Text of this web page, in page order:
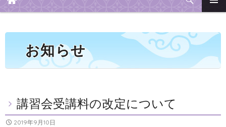
索
メニュ
ン
ツ
キ
ッ
お知らせ
講習会受講料の改定について
2019年9月10日